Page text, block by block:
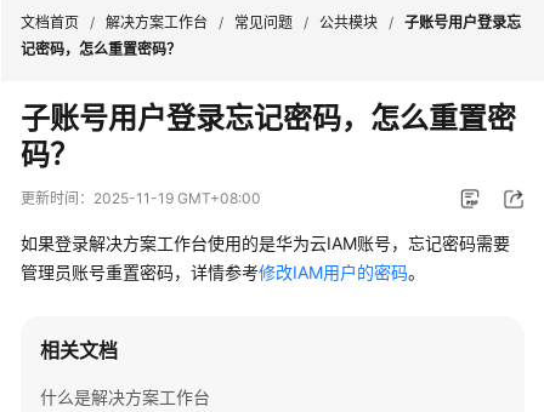
产
品
介
最
佳
实
户
文档首页 / 解决方案工作台 / 常见问题 / 公共模块 / 子账号用户登录忘
记密码，怎么重置密码？
子账号用户登录忘记密码，怎么重置密
码？
更新时间： 2025-11-19 GMT+08:00
如果登录解决方案工作台使用的是华为云IAM账号，忘记密码需要
管理员账号重置密码，详情参考修改IAM用户的密码。
相关文档
什么是解决方案工作台